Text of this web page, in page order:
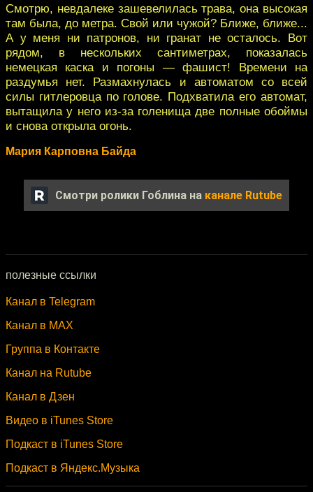
Смотрю, невдалеке зашевелилась трава, она высокая
там была, до метра. Свой или чужой? Ближе, ближе...
А у меня ни патронов, ни гранат не осталось. Вот
рядом, в нескольких сантиметрах, показалась
немецкая каска и погоны — фашист! Времени на
раздумья нет. Размахнулась и автоматом со всей
силы гитлеровца по голове. Подхватила его автомат,
вытащила у него из-за голенища две полные обоймы
и снова открыла огонь.
Мария Карповна Байда
Смотри ролики Гоблина на канале Rutube
полезные ссылки
Канал в Telegram
Канал в MAX
Группа в Контакте
Канал на Rutube
Канал в Дзен
Видео в iTunes Store
Подкаст в iTunes Store
Подкаст в Яндекс.Музыка